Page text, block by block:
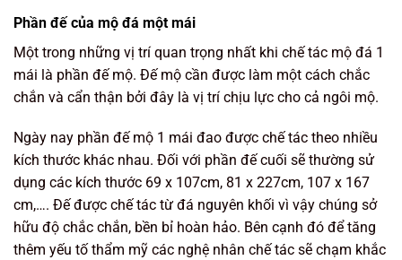
Phần đế của mộ đá một mái
Một trong những vị trí quan trọng nhất khi chế tác mộ đá 1
mái là phần đế mộ. Đế mộ cần được làm một cách chắc
chắn và cẩn thận bởi đây là vị trí chịu lực cho cả ngôi mộ.
Ngày nay phần đế mộ 1 mái đao được chế tác theo nhiều
kích thước khác nhau. Đối với phần đế cuối sẽ thường sử
dụng các kích thước 69 x 107cm, 81 x 227cm, 107 x 167
cm,…. Đế được chế tác từ đá nguyên khối vì vậy chúng sở
hữu độ chắc chắn, bền bỉ hoàn hảo. Bên cạnh đó để tăng
thêm yếu tố thẩm mỹ các nghệ nhân chế tác sẽ chạm khắc